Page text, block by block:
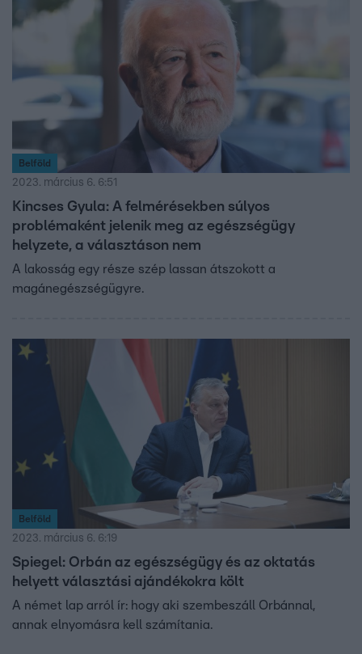
Belföld
2023. március 6. 6:51
Kincses Gyula: A felmérésekben súlyos
problémaként jelenik meg az egészségügy
helyzete, a választáson nem
A lakosság egy része szép lassan átszokott a
magánegészségügyre.
Belföld
2023. március 6. 6:19
Spiegel: Orbán az egészségügy és az oktatás
helyett választási ajándékokra költ
A német lap arról ír: hogy aki szembeszáll Orbánnal,
annak elnyomásra kell számítania.